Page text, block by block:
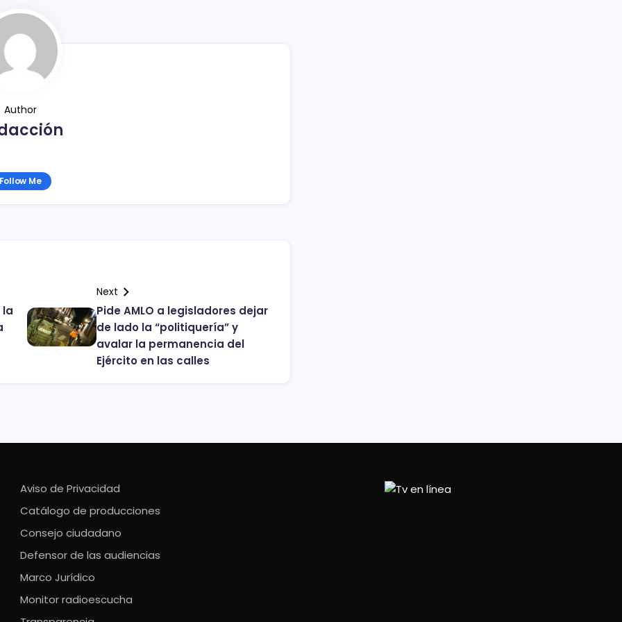
Author
Follow Me
la
Next
Pide AMLO a legisladores dejar
de lado la “politiquería” y
avalar la permanencia del
Ejército en las calles
Aviso de Privacidad
Catálogo de producciones
Consejo ciudadano
Defensor de las audiencias
Marco Jurídico
Monitor radioescucha